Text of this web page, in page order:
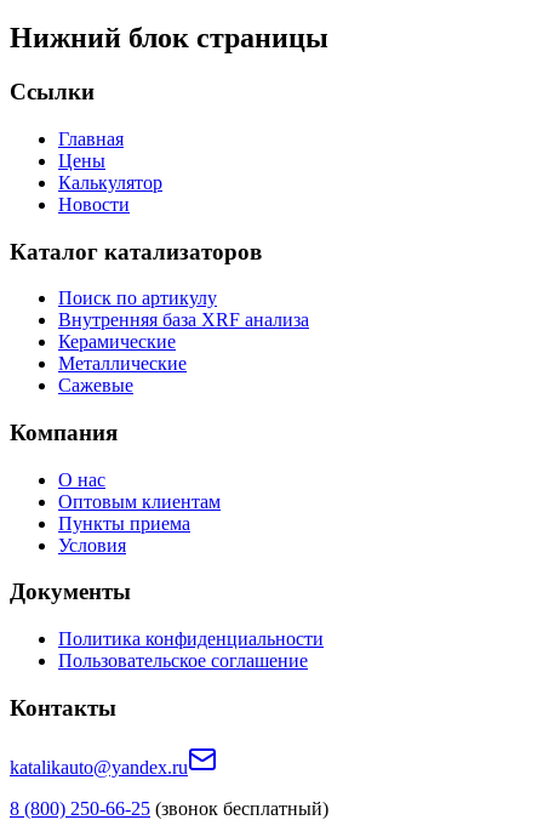
Нижний блок страницы
Ссылки
Главная
Цены
Калькулятор
Новости
Каталог катализаторов
Поиск по артикулу
Внутренняя база XRF анализа
Керамические
Металлические
Сажевые
Компания
О нас
Оптовым клиентам
Пункты приема
Условия
Документы
Политика конфиденциальности
Пользовательское соглашение
Контакты
katalikauto@yandex.ru
8 (800) 250-66-25 (звонок бесплатный)